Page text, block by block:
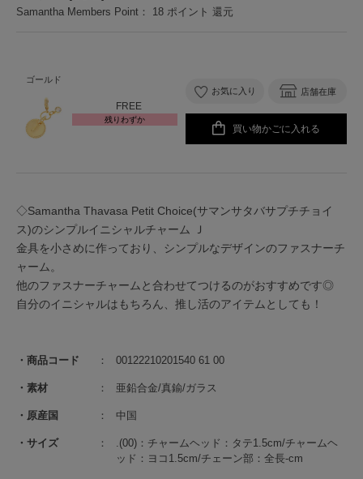
商品コード 00122210201540 61 00
Samantha Members Point： 18 ポイント 還元
素材 亜鉛合金/真鍮/ガラス
原産国 中国
サイズ
.(00)：チャームヘッド：タテ1.5cm/チャームヘ
ッド：ヨコ1.5cm/チェーン部：全長-cm
ゴールド
FREE
残りわずか
お気に入り 店舗在庫
買い物かごに入れる
◇Samantha Thavasa Petit Choice(サマンサタバサプチチョイ
ス)のシンプルイニシャルチャーム Ｊ
金具を小さめに作っており、シンプルなデザインのファスナーチ
ャーム。
他のファスナーチャームと合わせてつけるのがおすすめです◎
自分のイニシャルはもちろん、推し活のアイテムとしても！